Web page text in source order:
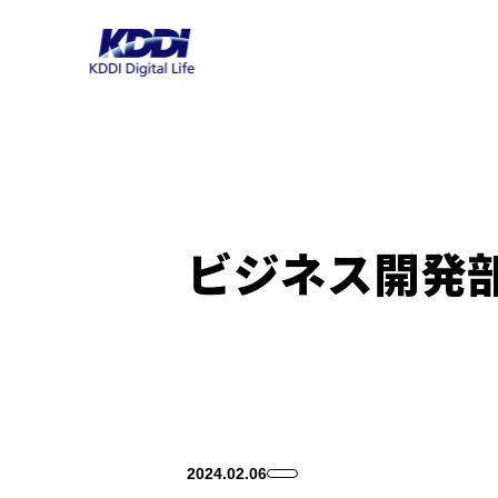
ビジネス開発
2024.02.06